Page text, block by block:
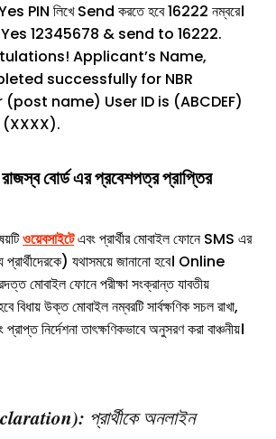
PIN লিখে Send করতে হবে 16222 নম্বরে।
Yes 12345678 & send to 16222.
Applicant’s Name,
successfully for NBR
name) User ID is (ABCDEF)
বোর্ডএর প্রবেশপত্র প্রাপ্তির
ওয়েবসাইটেএবং প্রার্থীর মোবাইল ফোনে SMS এর
যথাসময়ে জানানো হবে। Online
মোবাইল ফোনে পরীক্ষা সংক্রান্ত যাবতীয়
বিধায় উক্ত মোবাইল নম্বরটি সার্বক্ষণিক সচল রাখা,
নির্দেশনা তাৎক্ষণিকভাবে অনুসরণ করা বাঞ্চনীয়।
প্রার্থীকে অনলাইন